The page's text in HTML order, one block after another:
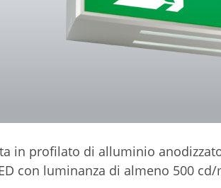
in profilato di alluminio
con luminanza di almeno 500 cd/